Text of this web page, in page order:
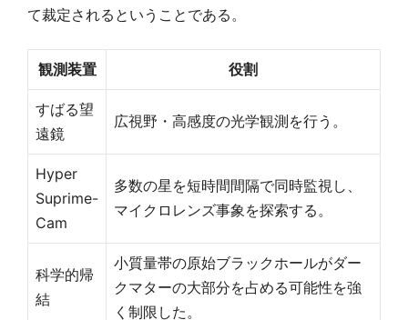
て裁定されるということである。
観測装置 役割
すばる望
遠鏡
広視野・高感度の光学観測を行う。
Hyper
Suprime-
Cam
多数の星を短時間間隔で同時監視し、
マイクロレンズ事象を探索する。
科学的帰
結
小質量帯の原始ブラックホールがダー
クマターの大部分を占める可能性を強
く制限した。